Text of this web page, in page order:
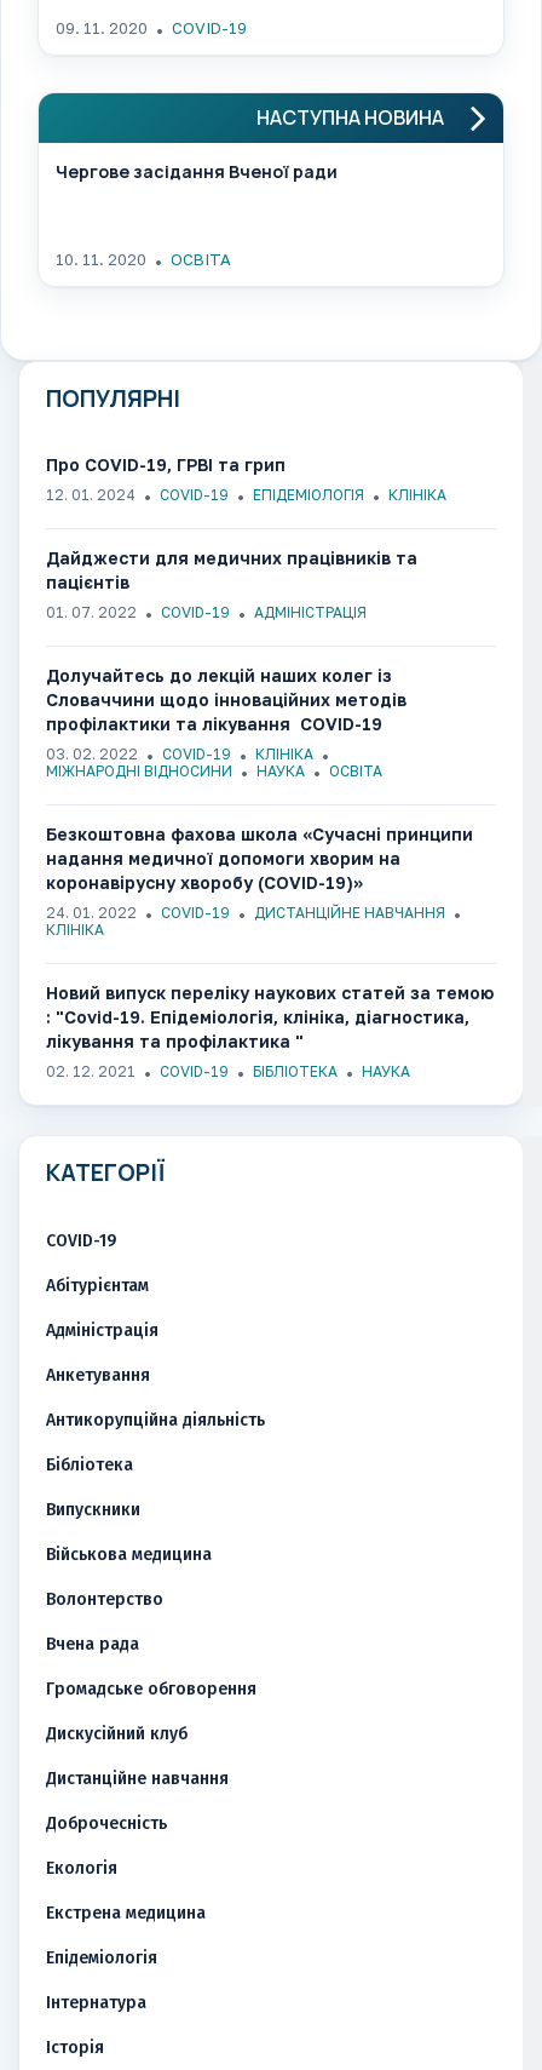
09. 11. 2020 COVID-19
НАСТУПНА НОВИНА
Чергове засідання Вченої ради
10. 11. 2020 ОСВІТА
ПОПУЛЯРНІ
Про COVID-19, ГРВІ та грип
12. 01. 2024 COVID-19 ЕПІДЕМІОЛОГІЯ КЛІНІКА
Дайджести для медичних працівників та
пацієнтів
01. 07. 2022 COVID-19 АДМІНІСТРАЦІЯ
Долучайтесь до лекцій наших колег із
Словаччини щодо інноваційних методів
профілактики та лікування COVID-19
03. 02. 2022 COVID-19
КЛІНІКА
МІЖНАРОДНІ ВІДНОСИНИ
НАУКА ОСВІТА
Безкоштовна фахова школа «Сучасні принципи
надання медичної допомоги хворим на
коронавірусну хворобу (COVID-19)»
24. 01. 2022 COVID-19
ДИСТАНЦІЙНЕ НАВЧАННЯ
КЛІНІКА
Новий випуск переліку наукових статей за темою
: "Covid-19. Епідеміологія, клініка, діагностика,
лікування та профілактика "
02. 12. 2021 COVID-19 БІБЛІОТЕКА НАУКА
КАТЕГОРІЇ
COVID-19
Абітурієнтам
Адміністрація
Анкетування
Антикорупційна діяльність
Бібліотека
Випускники
Військова медицина
Волонтерство
Вчена рада
Громадське обговорення
Дискусійний клуб
Дистанційне навчання
Доброчесність
Екологія
Екстрена медицина
Епідеміологія
Інтернатура
Історія